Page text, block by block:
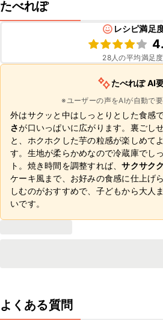
たべれぽ
レシピ満足
28人の平均満足度
たべれぽ AI
※ユーザーの声をAIが自動で
外はサクッと中はしっとりとした食感で
さが口いっぱいに広がります。裏ごし
と、ホクホクした芋の粒感が楽しめて
す。生地が柔らかめなので冷蔵庫でし
ト。焼き時間を調整すれば、サクサク
ケーキ風まで、お好みの食感に仕上げ
しむのがおすすめで、子どもから大人
いです。
よくある質問